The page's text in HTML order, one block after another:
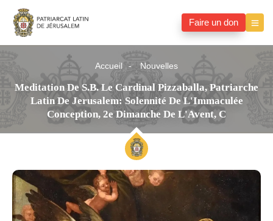
Faire un don
Accueil Nouvelles
Meditation De S.B. Le Cardinal Pizzaballa, Patriarche
Latin De Jerusalem: Solennité De L'Immaculée
Conception, 2e Dimanche De L'Avent, C